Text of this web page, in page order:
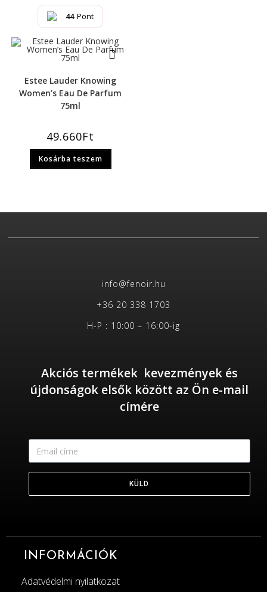
44 Pont
Estee Lauder Knowing
Women’s Eau De Parfum
75ml
49.660Ft
Kosárba teszem
info@fenoir.hu
+36 20 338 1703
H-P : 10:00 – 16:00-ig
Akciós termékek kevezmények és
újdonságok elsők között az Ön e-mail
címére
KÜLD
INFORMÁCIÓK
Adatvédelmi nyilatkozat